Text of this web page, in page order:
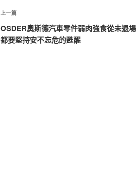
文
章
導
上
一
篇
上一篇
OSDER奧斯德汽車零件弱肉強食從未退
都要堅持安不忘危的甦醒